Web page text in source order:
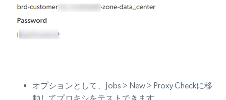
オプションとして、Jobs > New > Proxy Checkに移